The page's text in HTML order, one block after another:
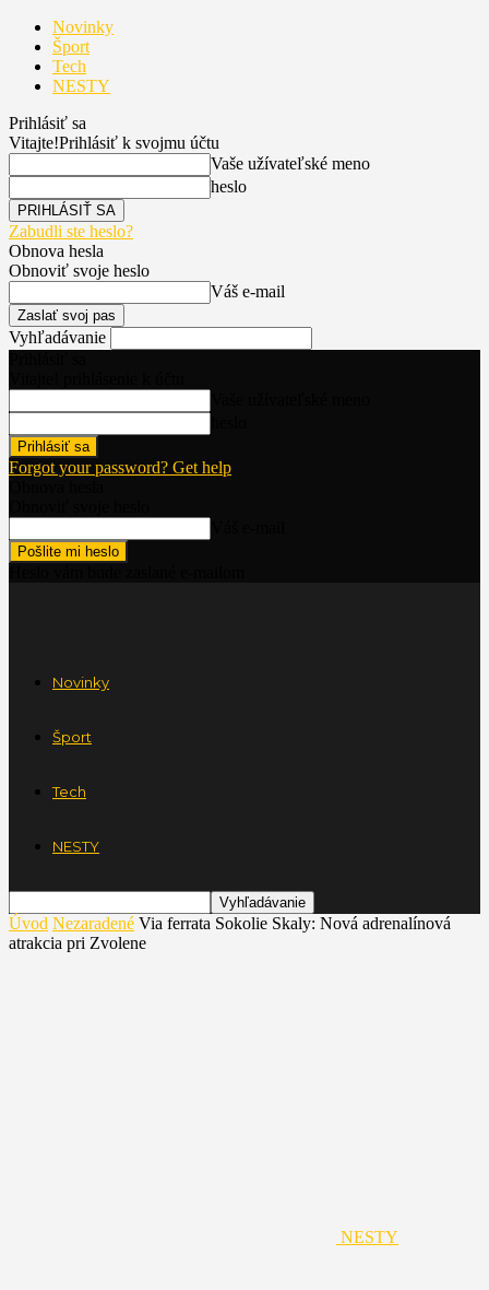
Novinky
Šport
Tech
NESTY
Prihlásiť sa
Vitajte!Prihlásiť k svojmu účtu
Vaše užívateľské meno
heslo
Zabudli ste heslo?
Obnova hesla
Obnoviť svoje heslo
Váš e-mail
Vyhľadávanie
Forgot your password? Get help
NESTY
Novinky
Šport
Tech
NESTY
Úvod Nezaradené Via ferrata Sokolie Skaly: Nová adrenalínová
atrakcia pri Zvolene